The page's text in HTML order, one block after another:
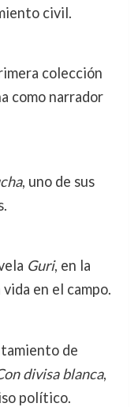
civil.
colección
como narrador
, uno de sus
Guri, en la
en el campo.
de
divisa blanca,
político.